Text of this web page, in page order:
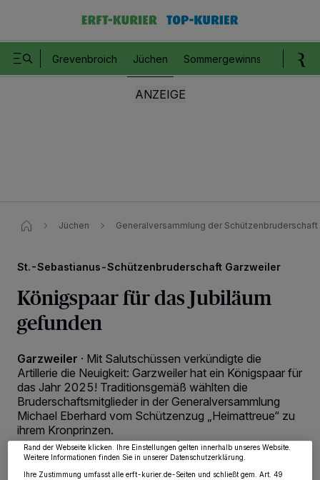
Grevenbroich Jüchen Sommergewinnspiel
Jüchen Generalversammlung der Schützenbruderschaft
St.-Sebastianus-Schützenbruderschaft Garzweiler
Königspaar für das Jubiläum
gefunden
Garzweiler · Mit Salutschüssen verkündigte die
Artillerie die Neuigkeit: Garzweiler hat ein Königspaar für
das Jahr 2025! Traditionsgemäß wählten die
Bruderschaftsmitglieder in der Generalversammlung
Michael Eberhard vom Schützenzug „Heimattreue“ zu
ihrem Kronprinzen.
Wir und unsere 218
-Partner speichern und greifen auf personenbezogene Daten
wie Browserdaten oder eindeutige Kennungen auf Ihrem Gerät zu. Durch Auswahl
von OK aktivieren Sie Tracking-Technologien für die unter „Wir und unsere
Partner verarbeiten Daten, um Ihnen Dienste bereitzustellen“ aufgeführten
Zwecke. Wenn Tracker deaktiviert sind, sind manche Inhalte und Anzeigen
möglicherweise nicht mehr so relevant für Sie. Sie können dieses Menü jederzeit
wieder aufrufen, um Ihre Einstellungen zu ändern oder Ihre Einwilligung zu
widerrufen, indem Sie auf den Link Einstellungen oder Ablehnen am unteren
Rand der Webseite klicken. Ihre Einstellungen gelten innerhalb unseres Website.
Weitere Informationen finden Sie in unserer Datenschutzerklärung.
Ihre Zustimmung umfasst alle erft-kurier.de-Seiten und schließt gem. Art. 49